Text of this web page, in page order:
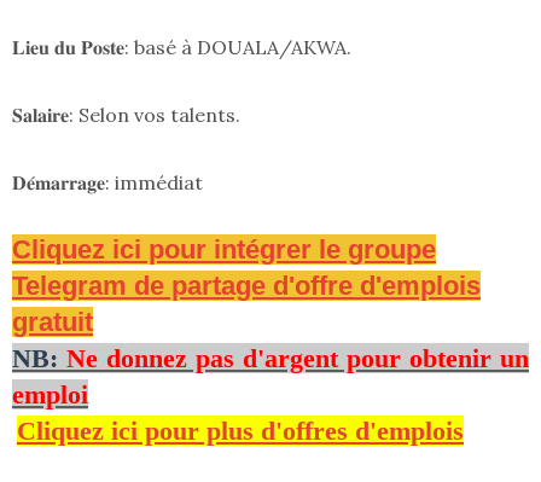
𝐋𝐢𝐞𝐮 𝐝𝐮 𝐏𝐨𝐬𝐭𝐞: basé à DOUALA/AKWA.
𝐒𝐚𝐥𝐚𝐢𝐫𝐞: Selon vos talents.
𝐃𝐞́𝐦𝐚𝐫𝐫𝐚𝐠𝐞: immédiat
Cliquez ici pour intégrer le groupe
Telegram de partage d'offre d'emplois
gratuit
NB: Ne donnez pas d'argent pour obtenir un
emploi
Cliquez ici pour plus d'offres d'emplois